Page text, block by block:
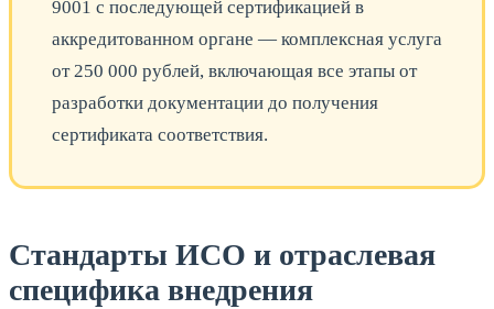
9001 с последующей сертификацией в
аккредитованном органе — комплексная услуга
от 250 000 рублей, включающая все этапы от
разработки документации до получения
сертификата соответствия.
Стандарты ИСО и отраслевая
специфика внедрения